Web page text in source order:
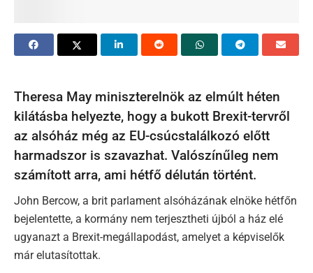
Theresa May miniszterelnök az elmúlt héten
kilátásba helyezte, hogy a bukott Brexit-tervről
az alsóház még az EU-csúcstalálkozó előtt
harmadszor is szavazhat. Valószínűleg nem
számított arra, ami hétfő délután történt.
John Bercow, a brit parlament alsóházának elnöke hétfőn
bejelentette, a kormány nem terjesztheti újból a ház elé
ugyanazt a Brexit-megállapodást, amelyet a képviselők
már elutasítottak.